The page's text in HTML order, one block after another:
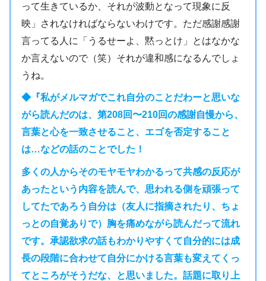
って生きているか、それが波動となって現象に反
映」されなければならないわけです。ただ感謝感謝
言ってる人に「うるせーよ、黙っとけ」とはなかな
か言えないので（笑）それが違和感になるんでしょ
うね。
◆『私がメルマガでこれ自分のことだわーと思いな
がら読んだのは、第208回〜210回の感謝自慢から、
言葉と心を一致させること、エゴを否定すること
は…などの話のことでした！
多くの人からそのモヤモヤわかるって共感の反応が
あったという内容を読んで、思われる側を頑張って
してたであろう自分は（友人に指摘されたり、ちょ
っとの自覚ありで）胸を痛めながら読んだって流れ
です。承認欲求の話もわかりやすくて自分的には成
長の段階に合わせて自分にかける言葉も変えてくっ
てところがそうだな、と思いました。話題に取り上